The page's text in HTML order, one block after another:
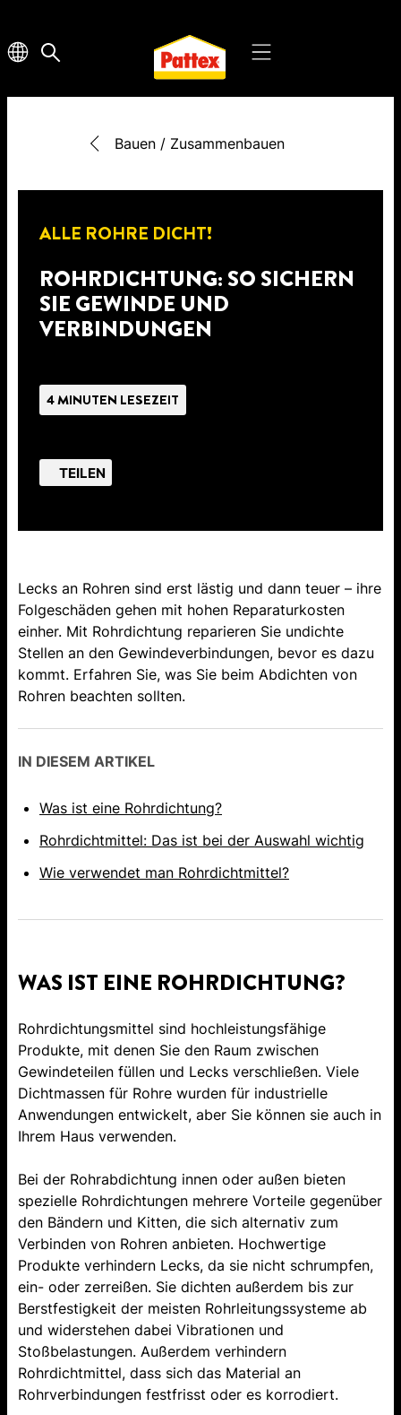
Bauen / Zusammenbauen
ALLE ROHRE DICHT!
ROHRDICHTUNG: SO SICHERN
SIE GEWINDE UND
VERBINDUNGEN
4 MINUTEN LESEZEIT
TEILEN
Lecks an Rohren sind erst lästig und dann teuer – ihre
Folgeschäden gehen mit hohen Reparaturkosten
einher. Mit Rohrdichtung reparieren Sie undichte
Stellen an den Gewindeverbindungen, bevor es dazu
kommt. Erfahren Sie, was Sie beim Abdichten von
Rohren beachten sollten.
IN DIESEM ARTIKEL
Was ist eine Rohrdichtung?
Rohrdichtmittel: Das ist bei der Auswahl wichtig
Wie verwendet man Rohrdichtmittel?
WAS IST EINE ROHRDICHTUNG?
Rohrdichtungsmittel sind hochleistungsfähige
Produkte, mit denen Sie den Raum zwischen
Gewindeteilen füllen und Lecks verschließen. Viele
Dichtmassen für Rohre wurden für industrielle
Anwendungen entwickelt, aber Sie können sie auch in
Ihrem Haus verwenden.
Bei der Rohrabdichtung innen oder außen bieten
spezielle Rohrdichtungen mehrere Vorteile gegenüber
den Bändern und Kitten, die sich alternativ zum
Verbinden von Rohren anbieten. Hochwertige
Produkte verhindern Lecks, da sie nicht schrumpfen,
ein- oder zerreißen. Sie dichten außerdem bis zur
Berstfestigkeit der meisten Rohrleitungssysteme ab
und widerstehen dabei Vibrationen und
Stoßbelastungen. Außerdem verhindern
Rohrdichtmittel, dass sich das Material an
Rohrverbindungen festfrisst oder es korrodiert.